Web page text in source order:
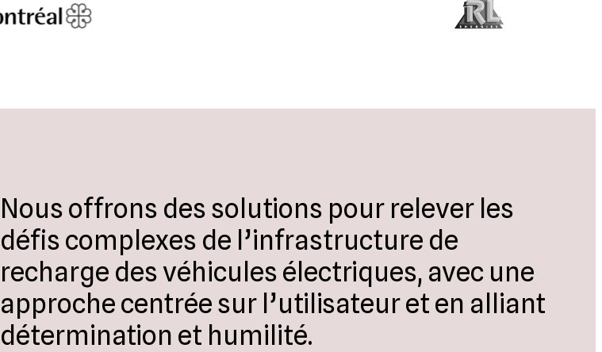
Nous offrons des solutions pour relever les
défis complexes de l’infrastructure de
recharge des véhicules électriques, avec une
approche centrée sur l’utilisateur et en alliant
détermination et humilité.